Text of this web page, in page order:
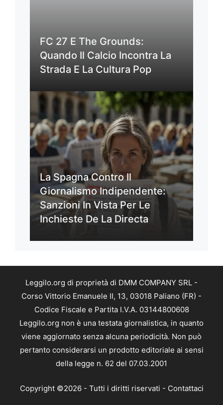
FC 27 E The Grounds:
Quando Il Calcio Incontra La
Strada E La Cultura Pop
La Spagna Contro Il
Giornalismo Indipendente:
Sanzioni In Vista Per Le
Inchieste De La Directa
Leggilo.org di proprietà di DMM COMPANY SRL -
Corso Vittorio Emanuele II, 13, 03018 Paliano (FR) -
Codice Fiscale e Partita I.V.A. 03144800608
Leggilo.org non è una testata giornalistica, in quanto
viene aggiornato senza alcuna periodicità. Non può
pertanto considerarsi un prodotto editoriale ai sensi
della legge n. 62 del 07.03.2001
Copyright ©2026 - Tutti i diritti riservati - Contattaci